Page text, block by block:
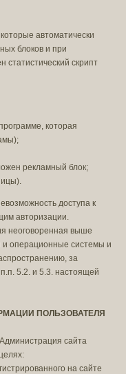
автоматически
блоков и при
статистический скрипт
которая
рекламный блок;
доступа к
авторизации.
неоговоренная выше
и операционные системы и
за
5.2. и 5.3. настоящей
ПОЛЬЗОВАТЕЛЯ
сайта
на сайте